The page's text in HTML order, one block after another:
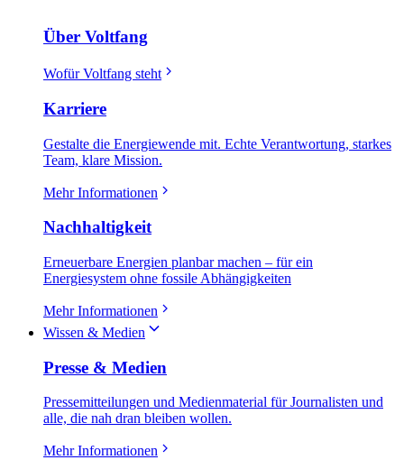
Über Voltfang
Wofür Voltfang steht
Karriere
Gestalte die Energiewende mit. Echte Verantwortung, starkes
Team, klare Mission.
Mehr Informationen
Nachhaltigkeit
Erneuerbare Energien planbar machen – für ein
Energiesystem ohne fossile Abhängigkeiten
Mehr Informationen
Wissen & Medien
Presse & Medien
Pressemitteilungen und Medienmaterial für Journalisten und
alle, die nah dran bleiben wollen.
Mehr Informationen